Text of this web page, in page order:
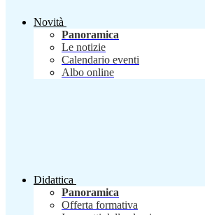
Novità
Panoramica
Le notizie
Calendario eventi
Albo online
Didattica
Panoramica
Offerta formativa